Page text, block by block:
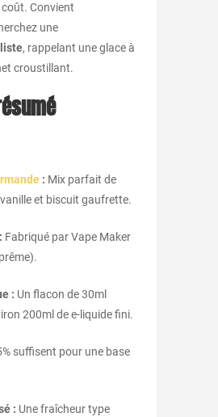
coût. Convient
une
, rappelant une glace à
croustillant.
: Mix parfait de
et biscuit gaufrette.
Fabriqué par Vape Maker
: Un flacon de 30ml
200ml de e-liquide fini.
suffisent pour une base
: Une fraîcheur type